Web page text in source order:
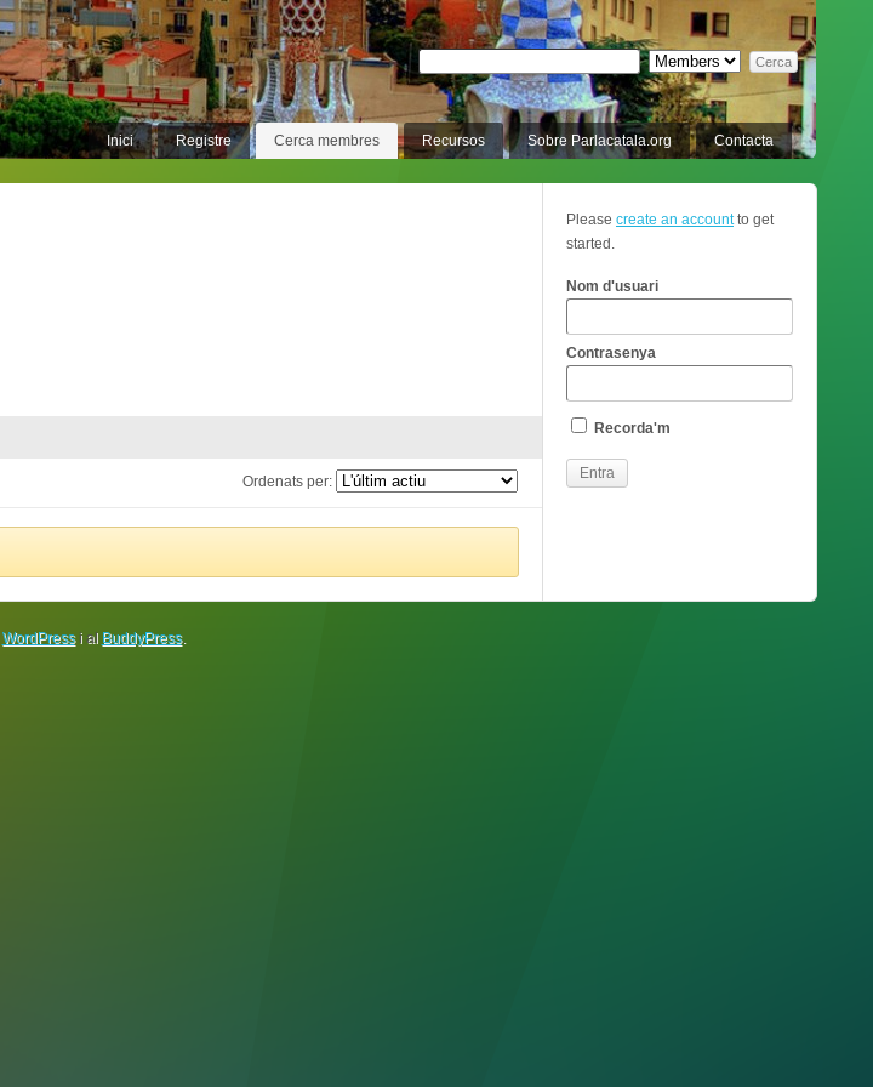
Inici Registre Cerca membres Recursos Sobre Parlacatala.org Contacta
Ordenats per:
Please create an accountto get
started.
Nom d'usuari
Contrasenya
Recorda'm
WordPressi al BuddyPress.